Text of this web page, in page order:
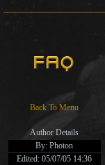
Back To Menu
Author Details
By: Photon
Edited: 05/07/05 14:36